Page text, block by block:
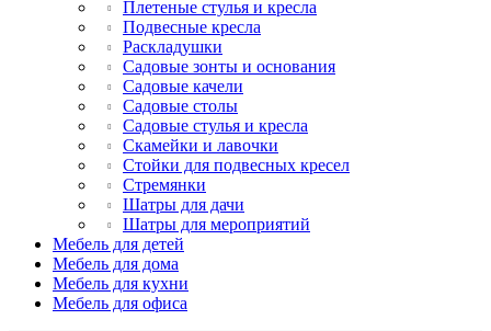
Плетеные стулья и кресла
Подвесные кресла
Раскладушки
Садовые зонты и основания
Садовые качели
Садовые столы
Садовые стулья и кресла
Скамейки и лавочки
Стойки для подвесных кресел
Стремянки
Шатры для дачи
Шатры для мероприятий
Мебель для детей
Мебель для дома
Мебель для кухни
Мебель для офиса